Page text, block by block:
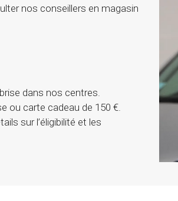
nos conseillers en magasin
dans nos centres.
ou carte cadeau de 150 €.
sur l’éligibilité et les